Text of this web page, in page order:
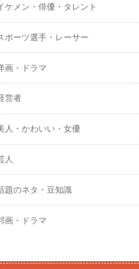
ケメン・俳優・タレント
ポーツ選手・レーサー
画・ドラマ
営者
人・かわいい・女優
人
題のネタ・豆知識
画・ドラマ